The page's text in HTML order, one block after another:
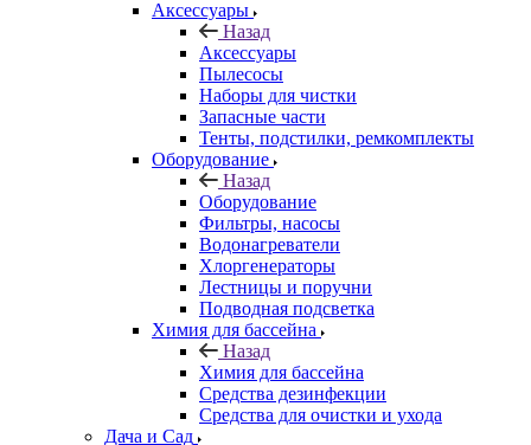
Аксессуары
Назад
Аксессуары
Пылесосы
Наборы для чистки
Запасные части
Тенты, подстилки, ремкомплекты
Оборудование
Назад
Оборудование
Фильтры, насосы
Водонагреватели
Хлоргенераторы
Лестницы и поручни
Подводная подсветка
Химия для бассейна
Назад
Химия для бассейна
Средства дезинфекции
Средства для очистки и ухода
Дача и Сад